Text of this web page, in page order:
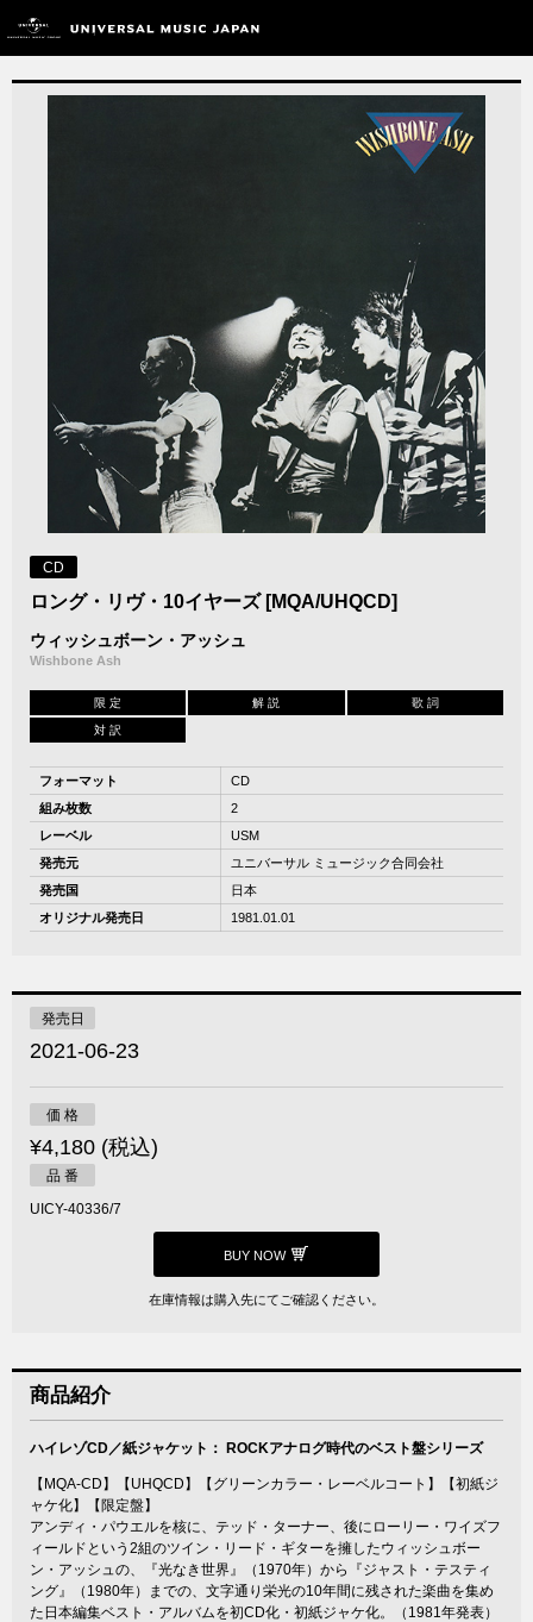
CD
ロング・リヴ・10イヤーズ [MQA/UHQCD]
ウィッシュボーン・アッシュ
Wishbone Ash
限 定 解 説 歌 詞
対 訳
フォーマット
CD
組み枚数
2
レーベル
USM
発売元
ユニバーサル ミュージック合同会社
発売国
日本
オリジナル発売日
1981.01.01
発売日
2021-06-23
価 格
¥4,180 (税込)
品 番
UICY-40336/7
BUY NOW
在庫情報は購入先にてご確認ください。
商品紹介
ハイレゾCD／紙ジャケット： ROCKアナログ時代のベスト盤シリーズ
【MQA-CD】【UHQCD】【グリーンカラー・レーベルコート】【初紙ジ
ャケ化】【限定盤】
アンディ・パウエルを核に、テッド・ターナー、後にローリー・ワイズフ
ィールドという2組のツイン・リード・ギターを擁したウィッシュボー
ン・アッシュの、『光なき世界』（1970年）から『ジャスト・テスティ
ング』（1980年）までの、文字通り栄光の10年間に残された楽曲を集め
た日本編集ベスト・アルバムを初CD化・初紙ジャケ化。（1981年発表）